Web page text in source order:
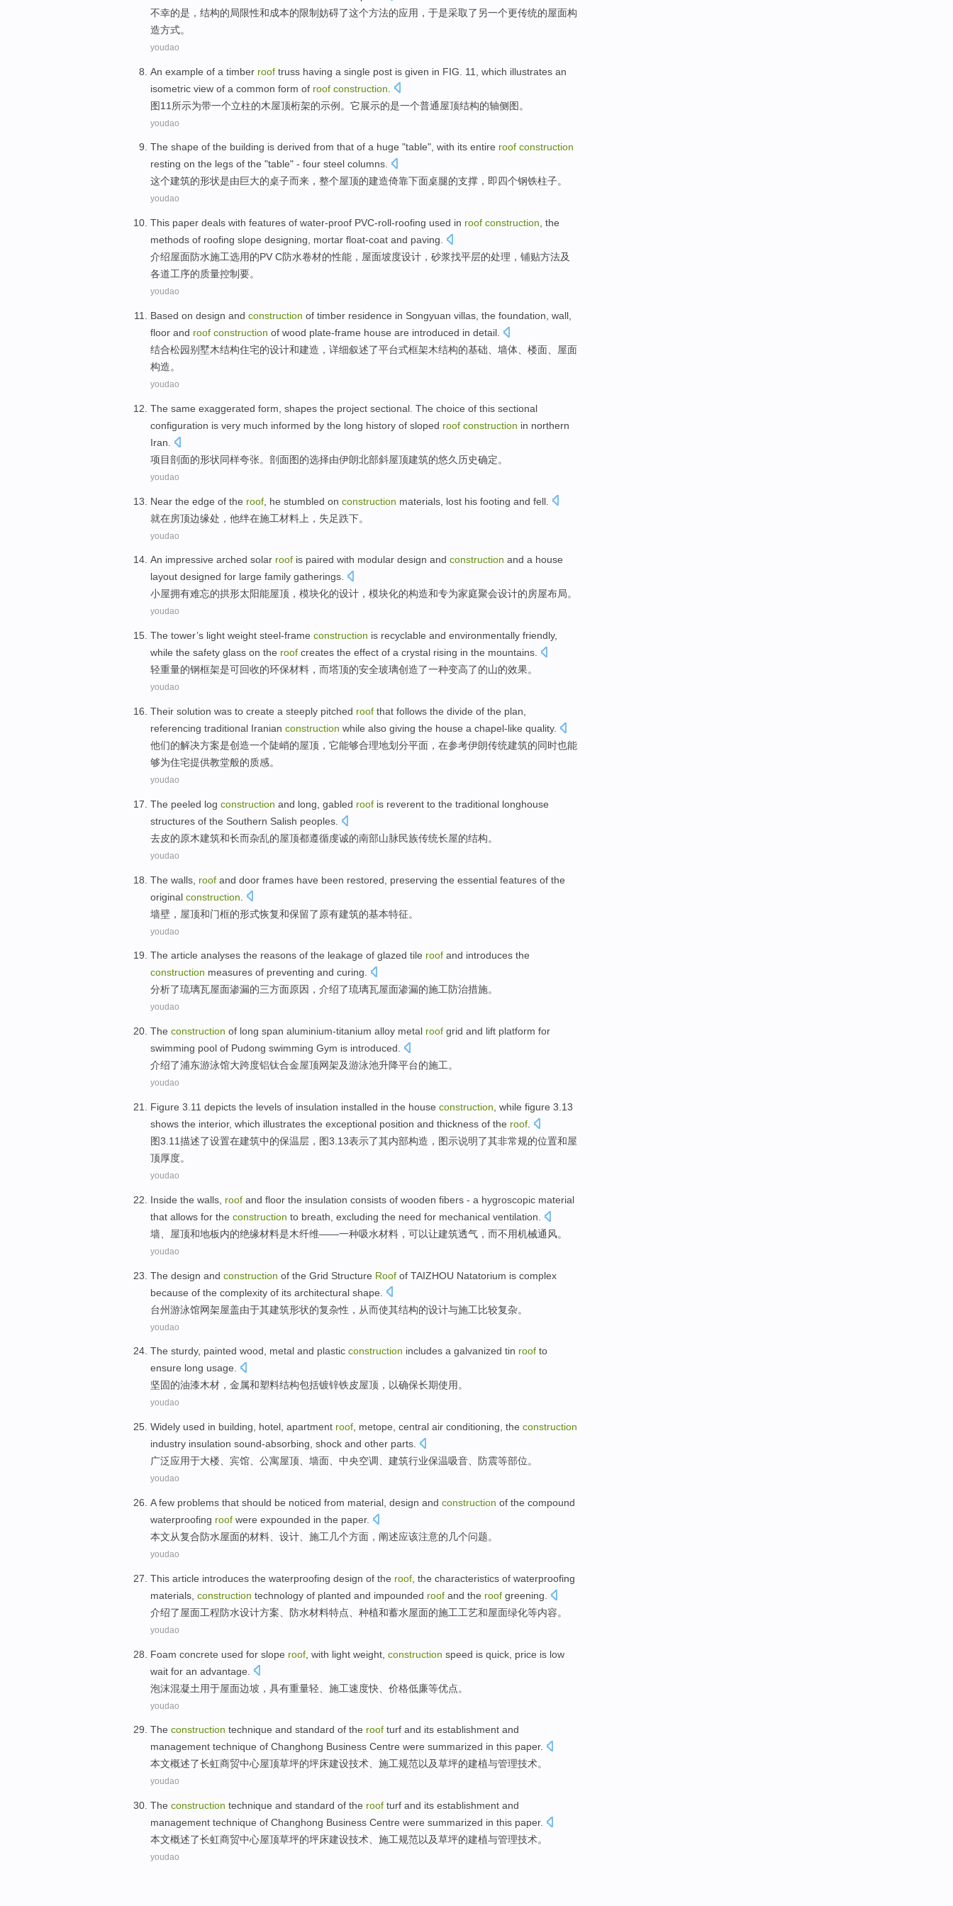
不幸的是， 结构的局限性和成本的限制妨碍了这个方法的应用 ，于是采取了另一个更传统的屋面构
造方式。
youdao
An example of a timber roof truss having a single post is given in FIG 11 which illustrates an
isometric view of a common form of roof construction
图11 所示为带一个立柱的木屋顶桁架的示例。 它展示的是一个普通屋顶结构的轴侧图。
youdao
The shape of the building is derived from that of a huge "table", with its entire roof construction
resting on the legs of the "table" - four steel columns.
这个建筑的形状是由巨大的桌子而来 ， 整个屋顶的建造倚靠下面桌腿的支撑，即四个钢铁柱子。
youdao
This paper deals with features of water-proof PVC-roll-roofing used in roof construction the
methods of roofing slope designing mortar float-coat and paving.
介绍屋面防水施工选用的PV C防水卷材的性能，屋面坡度设计 ， 砂浆找平层的处理，铺贴方法及
各道工序的质量控制要。
youdao
Based on design and construction of timber residence in Songyuan villas the foundation wall
floor and roof construction of wood plate-frame house are introduced in detail
结合松园别墅木结构住宅的设计和建造 ， 详细叙述了平台式框架木结构的基础 墙体 楼面
屋面
构造。
youdao
The same exaggerated form, shapes the project sectional . The choice of this sectional
configuration is very much informed by the long history of sloped roof construction in northern
Iran
项目剖面的形状同样夸张。 剖面图的选择由伊朗北部斜屋顶建筑的悠久 历史确定。
youdao
Near the edge of the roof he stumbled on construction materials lost his footing and fell
就在房顶边缘处 ， 他绊在施工材料 上， 失足跌下。
youdao
An impressive arched solar roof is paired with modular design and construction and a house
layout designed for large family gatherings.
小屋拥有难忘的拱形太阳能屋顶 ， 模块化的设计 ，模块化的构造和专为家庭聚会设计的房屋布局。
youdao
The tower’s light weight steel-frame construction is recyclable and environmentally friendly,
while the safety glass on the roof creates the effect of a crystal rising in the mountains
轻重量的钢框架是可回收的环保材料， 而塔顶的安全玻璃创造了一种变高了的山的效果。
youdao
Their solution was to create a steeply pitched roof that follows the divide of the plan
referencing traditional Iranian construction while also giving the house a chapel-like quality.
他们的解决方案是创造一个陡峭的屋顶 ，它能够合理地划分平面 ， 在参考伊朗传统建筑的同时也能
够为住宅提供教堂般的质感。
youdao
The peeled log construction and long gabled roof is reverent to the traditional longhouse
structures of the Southern Salish peoples
去皮的原木建筑和长而杂乱的屋顶都遵循虔诚的南部山脉民族传统长屋的结构。
youdao
The walls roof and door frames have been restored preserving the essential features of the
original construction
墙壁 ， 屋顶和门框的形式恢复和保留了 原有建筑的基本特征。
youdao
The article analyses the reasons of the leakage of glazed tile roof and introduces the
construction measures of preventing and curing.
分析了琉璃瓦屋面渗漏的三方面原因 ， 介绍了琉璃瓦屋面渗漏的施工防治措施。
youdao
The construction of long span aluminium-titanium alloy metal roof grid and lift platform for
swimming pool of Pudong swimming Gym is introduced
介绍了浦东游泳馆大跨度铝钛合金屋顶网架及游泳池升降平台的施工。
youdao
Figure 3.11 depicts the levels of insulation installed in the house construction , while figure 3.13
shows the interior, which illustrates the exceptional position and thickness of the roof
图3.11描述了设置在建筑中的保温层 ，图3.13表示了其内部构造 ， 图示说明了其非常规的位置和屋
顶厚度。
youdao
Inside the walls roof and floor the insulation consists of wooden fibers - a hygroscopic material
that allows for the construction to breath excluding the need for mechanical ventilation
墙
屋顶和地板内的绝缘材料是木纤维——一种吸水材料， 可以让建筑透气 ， 而不用机械通风。
youdao
The design and construction of the Grid Structure Roof of TAIZHOU Natatorium is complex
because of the complexity of its architectural shape
台州游泳馆网架屋盖由于其建筑形状的复杂性 ，从而使其结构的设计与施工比较复杂。
youdao
The sturdy, painted wood, metal and plastic construction includes a galvanized tin roof to
ensure long usage.
坚固的油漆木材 ， 金属和塑料结构包括镀锌铁皮屋顶 ， 以确保长期使用。
youdao
Widely used in building hotel apartment roof metope central air conditioning the construction
industry insulation sound-absorbing shock and other parts
广泛应用于大楼 宾馆 公寓屋顶 墙面 中央空调 建筑行业保温吸音 防震等部位。
youdao
Afew problems that should be noticed from material design and construction of the compound
waterproofing roof were expounded in the paper.
本文从复合防水屋面的材料 设计 施工 几个方面，阐述应该注意的几个问题。
youdao
This article introduces the waterproofing design of the roof , the characteristics of waterproofing
materials construction technology of planted and impounded roof and the roof greening
介绍了屋面工程防水设计方案、防水材料特点 种植和蓄水屋面的施工工艺和屋面绿化等内容。
youdao
Foam concrete used for slope roof with light weight construction speed is quick price is low
wait for an advantage
泡沫混凝土用于屋面边坡 ， 具有重量轻 施工速度快 价格低廉等优点。
youdao
The construction technique and standard of the roof turf and its establishment and
management technique of Changhong Business Centre were summarized in this paper.
本文概述了长虹商贸中心屋顶草坪的坪床建设技术、施工规范以及草坪的建植与管理技术。
youdao
The construction technique and standard of the roof turf and its establishment and
management technique of Changhong Business Centre were summarized in this paper.
本文概述了长虹商贸中心屋顶草坪的坪床建设技术 、施工规范以及草坪的建植与管理技术。
youdao